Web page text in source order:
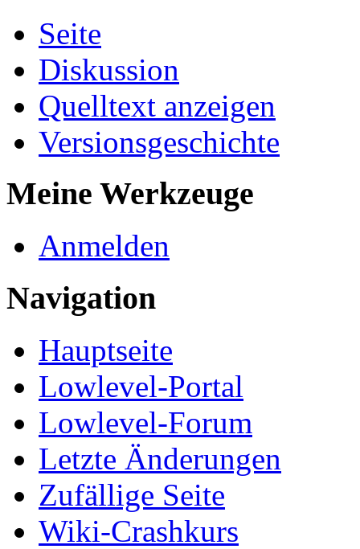
Seite
Diskussion
Quelltext anzeigen
Versionsgeschichte
Meine Werkzeuge
Anmelden
Navigation
Hauptseite
Lowlevel-Portal
Lowlevel-Forum
Letzte Änderungen
Zufällige Seite
Wiki-Crashkurs